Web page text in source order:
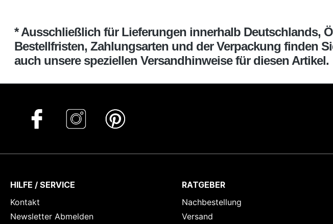
* Ausschließlich für Lieferungen innerhalb Deutschlands,
Bestellfristen, Zahlungsarten und der Verpackung finden
auch unsere speziellen Versandhinweise für diesen Artikel.
HILFE / SERVICE
Kontakt
Newsletter Abmelden
RATGEBER
Nachbestellung
Versand